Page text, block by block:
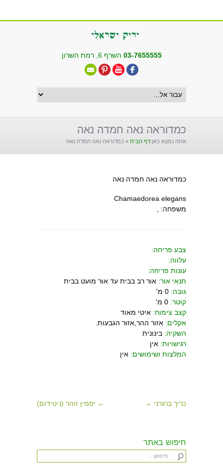
03-7655555 השרף 6, רמת השרון
כמדוראה נאה חמדה נאה
אתה נמצא כאן:דף הבית » כמדוראה נאה חמדה נאה
כמדוראה נאה חמדה נאה
Chamaedorea elegans
משפחה: ,
צבע פריחה:
עלווה:
עונות פריחה:
תנאי אור: אור רב בבית עד אור מועט בבית
גובה:
קוטר:
קצב צימוח: איטי מאוד
אקלים: אזור ההר,אזור הגבעות.
השקיה: בינונית
רגישויות: אין
המלצות ושימושים: אין
← יסמין זוהר (ניטידום) כריך ברגרני →
חיפוש באתר